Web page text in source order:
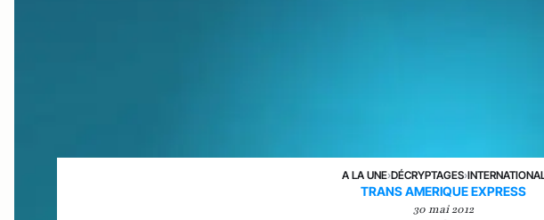
A LA UNE›DÉCRYPTAGES›
TRANS AMERIQUE EXPRESS
30 mai 2012